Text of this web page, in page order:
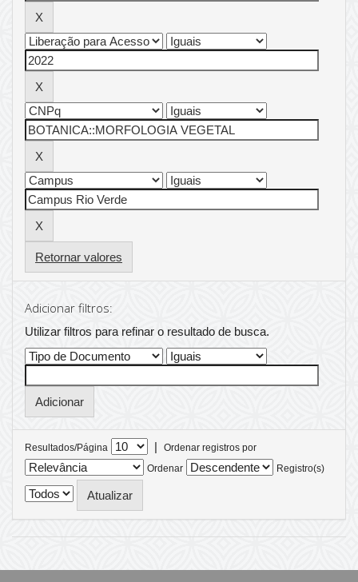
Retornar valores
Adicionar filtros:
Utilizar filtros para refinar o resultado de busca.
Resultados/Página |
Ordenar registros por
Ordenar
Registro(s)